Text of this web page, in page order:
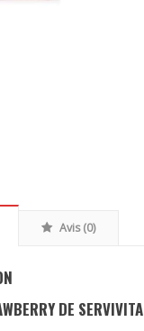
Avis (0)
DE SERVIVITA